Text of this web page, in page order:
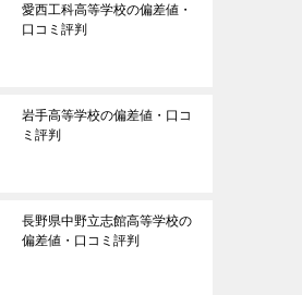
愛西工科高等学校の偏差値・
口コミ評判
岩手高等学校の偏差値・口コ
ミ評判
長野県中野立志館高等学校の
偏差値・口コミ評判